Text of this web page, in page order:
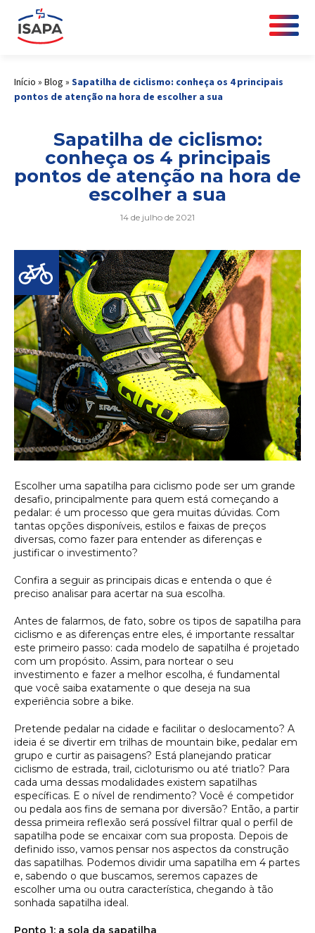
Início » Blog » Sapatilha de ciclismo: conheça os 4 principais
pontos de atenção na hora de escolher a sua
Sapatilha de ciclismo:
conheça os 4 principais
pontos de atenção na hora de
escolher a sua
14 de julho de 2021
Escolher uma sapatilha para ciclismo pode ser um grande
desafio, principalmente para quem está começando a
pedalar: é um processo que gera muitas dúvidas. Com
tantas opções disponíveis, estilos e faixas de preços
diversas, como fazer para entender as diferenças e
justificar o investimento?
Confira a seguir as principais dicas e entenda o que é
preciso analisar para acertar na sua escolha.
Antes de falarmos, de fato, sobre os tipos de sapatilha para
ciclismo e as diferenças entre eles, é importante ressaltar
este primeiro passo: cada modelo de sapatilha é projetado
com um propósito. Assim, para nortear o seu
investimento e fazer a melhor escolha, é fundamental
que você saiba exatamente o que deseja na sua
experiência sobre a bike.
Pretende pedalar na cidade e facilitar o deslocamento? A
ideia é se divertir em trilhas de mountain bike, pedalar em
grupo e curtir as paisagens? Está planejando praticar
ciclismo de estrada, trail, cicloturismo ou até triatlo? Para
cada uma dessas modalidades existem sapatilhas
específicas. E o nível de rendimento? Você é competidor
ou pedala aos fins de semana por diversão? Então, a partir
dessa primeira reflexão será possível filtrar qual o perfil de
sapatilha pode se encaixar com sua proposta. Depois de
definido isso, vamos pensar nos aspectos da construção
das sapatilhas. Podemos dividir uma sapatilha em 4 partes
e, sabendo o que buscamos, seremos capazes de
escolher uma ou outra característica, chegando à tão
sonhada sapatilha ideal.
Ponto 1: a sola da sapatilha